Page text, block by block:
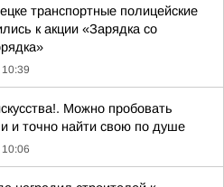
транспортные полицейские
к акции «Зарядка со
Можно пробовать
и точно найти свою по душе